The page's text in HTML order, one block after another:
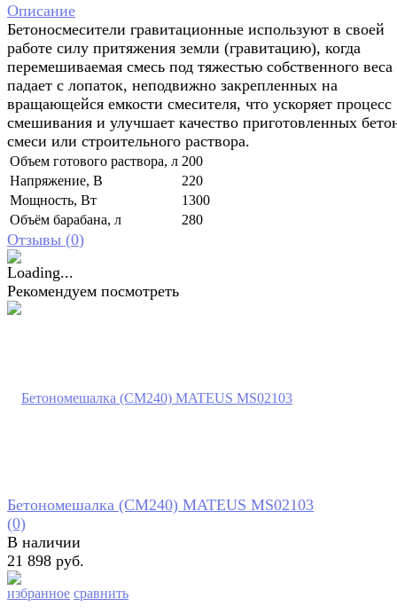
Описание
Бетоносмесители гравитационные используют в своей
работе силу притяжения земли (гравитацию), когда
перемешиваемая смесь под тяжестью собственного веса
падает с лопаток, неподвижно закрепленных на
вращающейся емкости смесителя, что ускоряет процесс
смешивания и улучшает качество приготовленных
смеси или строительного раствора.
Объем готового раствора, л 200
Напряжение, В
220
Мощность, Вт
1300
Объём барабана, л
280
Отзывы (0)
Рекомендуем посмотреть
избранное сравнить
Бетономешалка (CM240) MATEUS MS02103
(0)
В наличии
21 898 руб.